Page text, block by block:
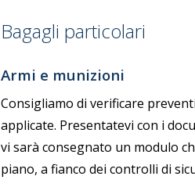
Bagagli particolari
Armi e munizioni
Consigliamo di verificare
applicate. Presentatevi con i
vi sarà consegnato un modulo
piano, a fianco dei controlli di